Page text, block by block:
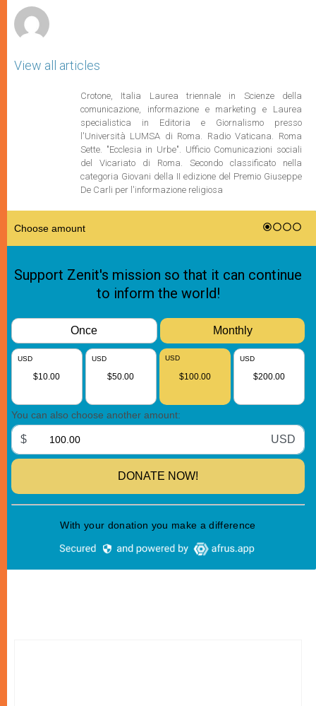
View all articles
Crotone, Italia Laurea triennale in Scienze della
comunicazione, informazione e marketing e Laurea
specialistica in Editoria e Giornalismo presso
l'Università LUMSA di Roma. Radio Vaticana. Roma
Sette. "Ecclesia in Urbe". Ufficio Comunicazioni sociali
del Vicariato di Roma. Secondo classificato nella
categoria Giovani della II edizione del Premio Giuseppe
De Carli per l'informazione religiosa